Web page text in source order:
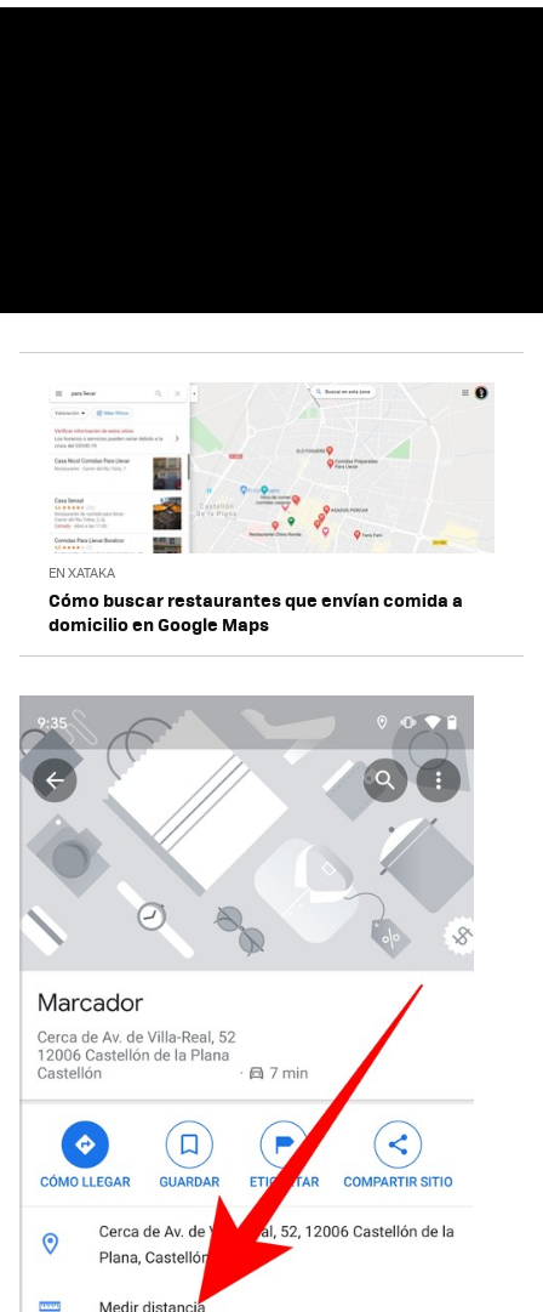
EN XATAKA
Cómo buscar restaurantes que envían comida a
domicilio en Google Maps